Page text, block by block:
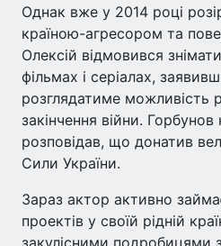
Однак вже у 2014 році
країною-агресором та
Олексій відмовився
фільмах і серіалах,
розглядатиме можливість
закінчення війни.
розповідав, що донатив
Сили України.
Зараз актор активно
проектів у своїй рідній
закулісними подробицями